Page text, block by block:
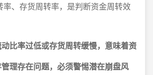
率、存货周转率，是判断资金周转效
比率过低或存货周转缓慢，意味着资
理存在问题，必须警惕潜在崩盘风